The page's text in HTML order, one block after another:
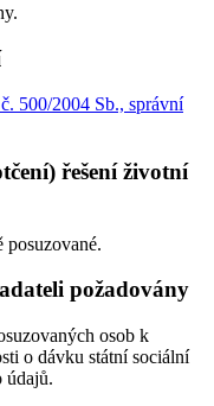
500/2004 Sb., správní
řešení životní
posuzované.
požadovány
osob k
o dávku státní sociální
údajů.